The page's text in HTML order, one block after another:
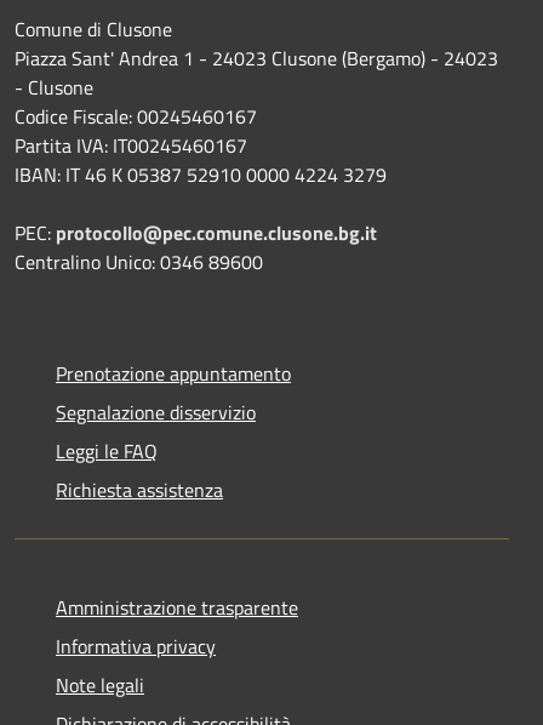
Comune di Clusone
Piazza Sant' Andrea 1 - 24023 Clusone (Bergamo) - 24023
- Clusone
Codice Fiscale: 00245460167
Partita IVA: IT00245460167
IBAN: IT 46 K 05387 52910 0000 4224 3279
PEC: protocollo@pec.comune.clusone.bg.it
Centralino Unico: 0346 89600
Prenotazione appuntamento
Segnalazione disservizio
Leggi le FAQ
Richiesta assistenza
Amministrazione trasparente
Informativa privacy
Note legali